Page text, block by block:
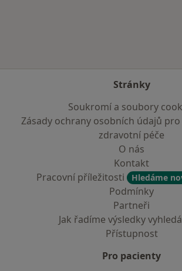
Stránky
Soukromí a soubory
Zásady ochrany osobních údajů
zdravotní péče
O nás
Kontakt
Pracovní příležitosti
Hledáme
Podmínky
Partneři
Jak řadíme výsledky
Přístupnost
Pro pacienty